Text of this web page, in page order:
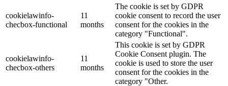
cookielawinfo-
checbox-functional
11
months
The cookie is set by GDPR
cookie consent to record the user
consent for the cookies in the
category "Functional".
cookielawinfo-
checbox-others
11
months
This cookie is set by GDPR
Cookie Consent plugin. The
cookie is used to store the user
consent for the cookies in the
category "Other.